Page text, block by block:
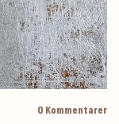
0 Kommentarer